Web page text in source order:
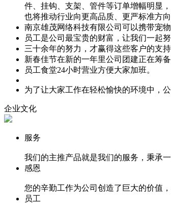
件、挂钩、支架、管件等订单增幅明显
也将推动行业向更高品质、更严标准方向
南京雄茂网络科技有限公司可以携带宠物
员工是公司最宝贵的财富，让我们一起
三十余年的努力，才赢得这些客户的支
新春佳节在新的一年里公司团建正在筹
员工食堂24小时营业方便大家加班。
为了让大家工作在轻松愉快的环境中，
企业文化
服务
我们的主推产品就是我们的服务，秉承
感恩
您的辛勤工作为公司创造了巨大的价值
员工